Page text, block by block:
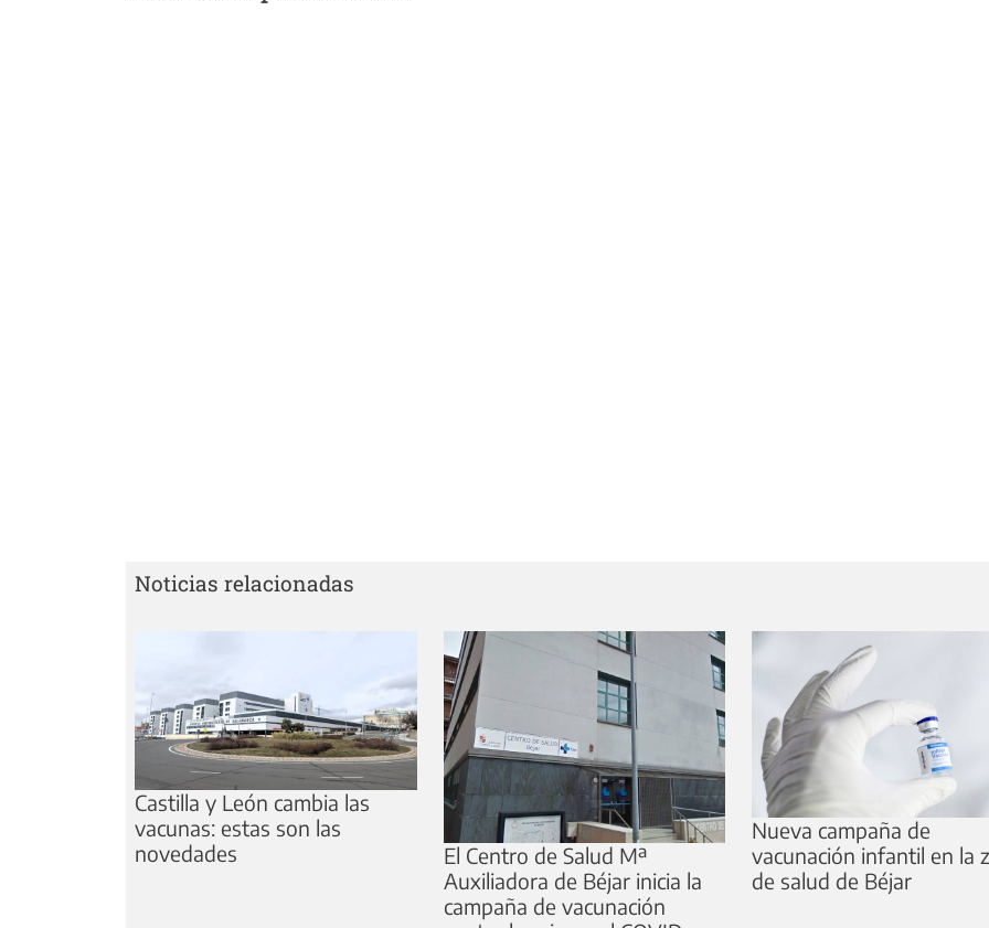
Noticias relacionadas
Castilla y León cambia las
vacunas: estas son las
novedades
El Centro de Salud Mª
Auxiliadora de Béjar inicia la
campaña de vacunación
Nueva campaña de
vacunación infantil en la
de salud de Béjar